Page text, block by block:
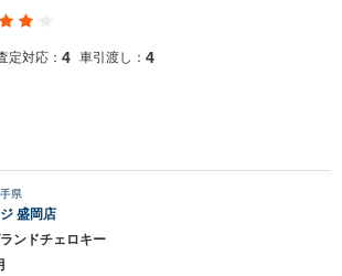
定対応： 4 車引渡し： 4
県
盛岡店
ンドチェロキー